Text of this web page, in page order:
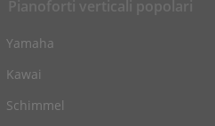
Yamaha
Kawai
Schimmel